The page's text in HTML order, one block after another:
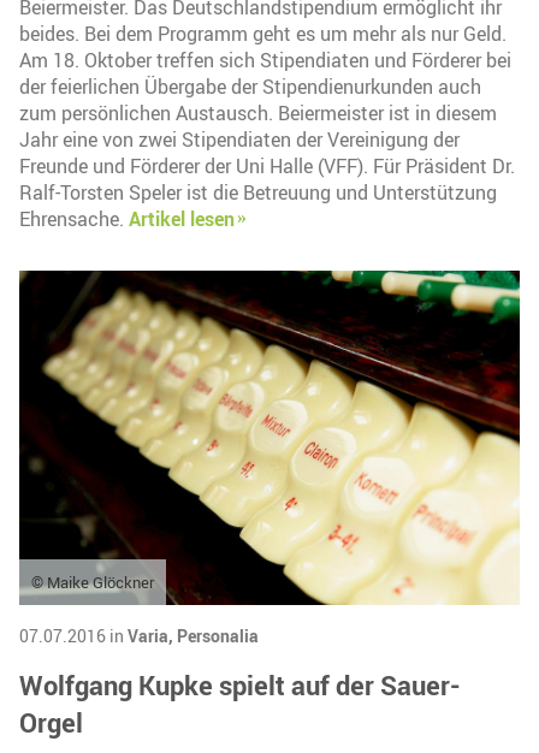
Beiermeister. Das Deutschlandstipendium ermöglicht ihr
beides. Bei dem Programm geht es um mehr als nur Geld.
Am 18. Oktober treffen sich Stipendiaten und Förderer bei
der feierlichen Übergabe der Stipendienurkunden auch
zum persönlichen Austausch. Beiermeister ist in diesem
Jahr eine von zwei Stipendiaten der Vereinigung der
Freunde und Förderer der Uni Halle (VFF). Für Präsident Dr.
Ralf-Torsten Speler ist die Betreuung und Unterstützung
Ehrensache. Artikel lesen
© Maike Glöckner
07.07.2016 in Varia, Personalia
Wolfgang Kupke spielt auf der Sauer-
Orgel